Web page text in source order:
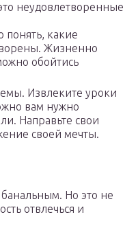
неудовлетворенные
понять, какие
Жизненно
обойтись
Извлеките уроки
вам нужно
Направьте свои
своей мечты.
Но это не
отвлечься и